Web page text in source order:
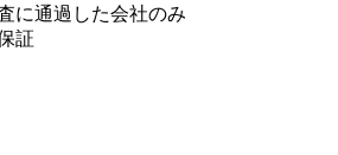
に通過した会社のみ
証